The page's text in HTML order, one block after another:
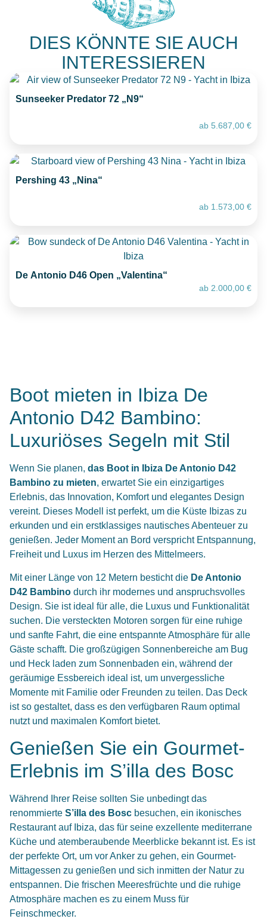
DIES KÖNNTE SIE AUCH
INTERESSIEREN
Sunseeker Predator 72 „N9“
ab 5.687,00 €
Pershing 43 „Nina“
ab 1.573,00 €
De Antonio D46 Open „Valentina“
ab 2.000,00 €
Boot mieten in Ibiza De
Antonio D42 Bambino:
Luxuriöses Segeln mit Stil
Wenn Sie planen, das Boot in Ibiza De Antonio D42
Bambino zu mieten, erwartet Sie ein einzigartiges
Erlebnis, das Innovation, Komfort und elegantes Design
vereint. Dieses Modell ist perfekt, um die Küste Ibizas zu
erkunden und ein erstklassiges nautisches Abenteuer zu
genießen. Jeder Moment an Bord verspricht Entspannung,
Freiheit und Luxus im Herzen des Mittelmeers.
Mit einer Länge von 12 Metern besticht die De Antonio
D42 Bambino durch ihr modernes und anspruchsvolles
Design. Sie ist ideal für alle, die Luxus und Funktionalität
suchen. Die versteckten Motoren sorgen für eine ruhige
und sanfte Fahrt, die eine entspannte Atmosphäre für alle
Gäste schafft. Die großzügigen Sonnenbereiche am Bug
und Heck laden zum Sonnenbaden ein, während der
geräumige Essbereich ideal ist, um unvergessliche
Momente mit Familie oder Freunden zu teilen. Das Deck
ist so gestaltet, dass es den verfügbaren Raum optimal
nutzt und maximalen Komfort bietet.
Genießen Sie ein Gourmet-
Erlebnis im S’illa des Bosc
Während Ihrer Reise sollten Sie unbedingt das
renommierte S’illa des Bosc besuchen, ein ikonisches
Restaurant auf Ibiza, das für seine exzellente mediterrane
Küche und atemberaubende Meerblicke bekannt ist. Es ist
der perfekte Ort, um vor Anker zu gehen, ein Gourmet-
Mittagessen zu genießen und sich inmitten der Natur zu
entspannen. Die frischen Meeresfrüchte und die ruhige
Atmosphäre machen es zu einem Muss für
Feinschmecker.